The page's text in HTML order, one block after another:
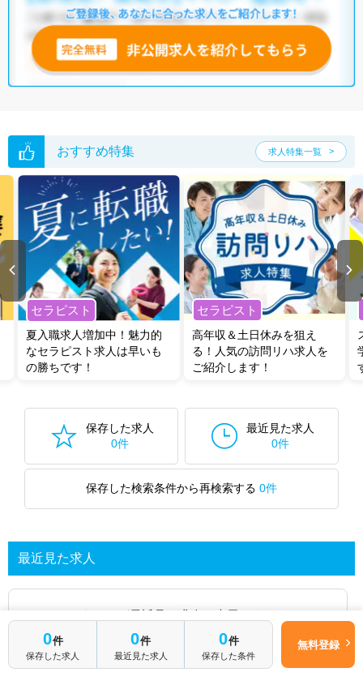
おすすめ特集 求人特集一覧
セラピスト
夏入職求人増加中！魅力的
なセラピスト求人は早いも
の勝ちです！
セラピスト
高年収＆土日休みを狙え
る！人気の訪問リハ求人を
ご紹介します！
保存した求人
0件
最近見た求人
0件
保存した検索条件から再検索する 0件
最近見た求人
あなたが最近見た求人を表示します
求人を探してみる
0件
保存した求人
0件
最近見た求人
0件
保存した条件
無料登録